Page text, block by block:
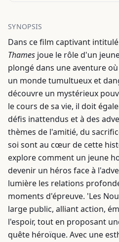
SYNOPSIS
Dans ce film captivant intitulé
Thames joue le rôle d'un
plongé dans une aventure
un monde tumultueux et
découvre un mystérieux
le cours de sa vie, il doit
défis inattendus et à des
thèmes de l'amitié, du
soi sont au cœur de cette
explore comment un jeune
devenir un héros face à
lumière les relations
moments d'épreuve. 'Les
large public, alliant action,
l'espoir, tout en proposant
quête héroïque. Avec une